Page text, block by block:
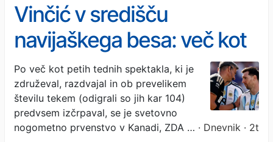
Vinčić v središču
navijaškega besa: več kot
80 tisoč za razveljavitev
finala
Po več kot petih tednih spektakla, ki je
združeval, razdvajal in ob prevelikem
številu tekem (odigrali so jih kar 104)
predvsem izčrpaval, se je svetovno
nogometno prvenstvo v Kanadi, ZDA … · Dnevnik · 2t